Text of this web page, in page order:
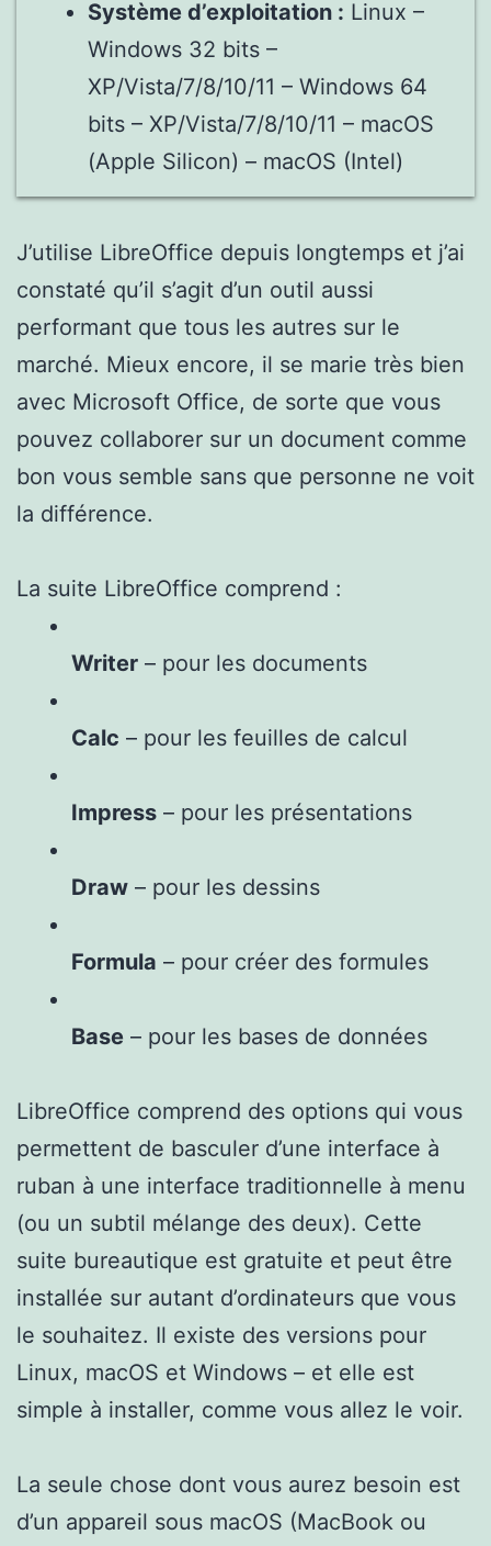
Système d’exploitation : Linux –
Windows 32 bits –
XP/Vista/7/8/10/11 – Windows 64
bits – XP/Vista/7/8/10/11 – macOS
(Apple Silicon) – macOS (Intel)
J’utilise LibreOffice depuis longtemps et j’ai
constaté qu’il s’agit d’un outil aussi
performant que tous les autres sur le
marché. Mieux encore, il se marie très bien
avec Microsoft Office, de sorte que vous
pouvez collaborer sur un document comme
bon vous semble sans que personne ne voit
la différence.
La suite LibreOffice comprend :
Writer – pour les documents
Calc – pour les feuilles de calcul
Impress – pour les présentations
Draw – pour les dessins
Formula – pour créer des formules
Base – pour les bases de données
LibreOffice comprend des options qui vous
permettent de basculer d’une interface à
ruban à une interface traditionnelle à menu
(ou un subtil mélange des deux). Cette
suite bureautique est gratuite et peut être
installée sur autant d’ordinateurs que vous
le souhaitez. Il existe des versions pour
Linux, macOS et Windows – et elle est
simple à installer, comme vous allez le voir.
La seule chose dont vous aurez besoin est
d’un appareil sous macOS (MacBook ou